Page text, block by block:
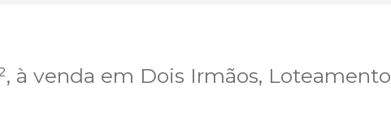
à venda em Dois Irmãos, Loteamento